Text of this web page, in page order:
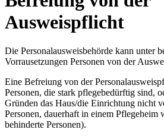
Ausweispflicht
Die Personalausweisbehörde kann unter
Vorrausetzungen Personen von der
Eine Befreiung von der
Personen, die stark pflegebedürftig sind,
Gründen das Haus/die Einrichtung nicht
Personen, dauerhaft in einem Pflegeheim
behinderte Personen).